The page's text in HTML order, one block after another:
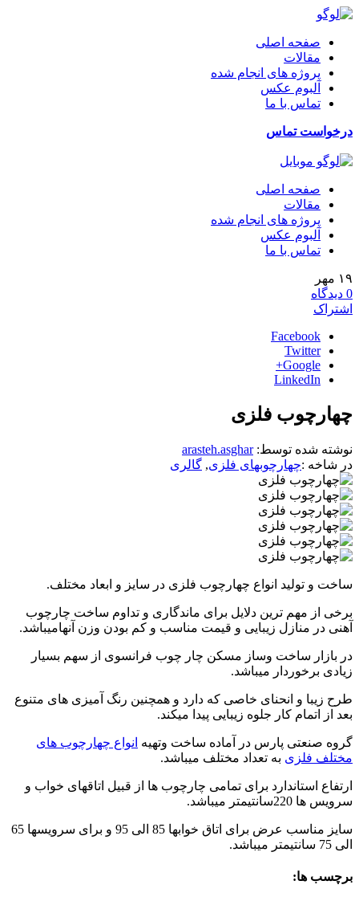
صفحه اصلی
مقالات
پروژه های انجام شده
آلبوم عکس
تماس با ما
درخواست تماس
صفحه اصلی
مقالات
پروژه های انجام شده
آلبوم عکس
تماس با ما
۱۹ مهر
0 دیدگاه
اشتراک
Facebook
Twitter
Google+
LinkedIn
چهارچوب فلزی
نوشته شده توسط:arasteh.asghar
در شاخه :چهارچوبهای فلزی, گالری
ساخت و تولید انواع چهارچوب فلزی در سایز و ابعاد مختلف.
برخی از مهم ترین دلایل برای ماندگاری و تداوم ساخت چارچوب
آهنی در منازل زیبایی و قیمت مناسب و کم بودن وزن آنهامیباشد.
در بازار ساخت وساز مسکن چار چوب فرانسوی از سهم بسیار
زیادی برخوردار میباشد.
طرح زیبا و انحنای خاصی که دارد و همچنین رنگ آمیزی های متنوع
بعد از اتمام کار جلوه زیبایی پیدا میکند.
گروه صنعتی پارس در آماده ساخت وتهیه انواع چهارچوب های
مختلف فلزی به تعداد مختلف میباشد.
ارتفاع استاندارد برای تمامی چارچوب ها از قبیل اتاقهای خواب و
سرویس ها 220سانتیمتر میباشد.
سایز مناسب عرض برای اتاق خوابها 85 الی 95 و برای سرویسها 65
الی 75 سانتیمتر میباشد.
برچسب ها: